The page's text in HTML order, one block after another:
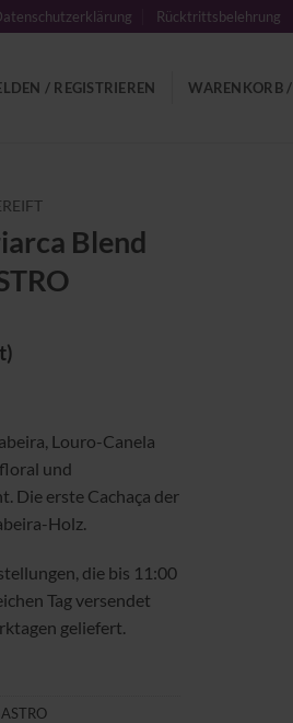
Rücktrittsbelehrung
/ REGISTRIEREN WARENKORB /
Blend
Louro-Canela
und
Die erste Cachaça der
Holz.
die bis 11:00
Tag versendet
geliefert.